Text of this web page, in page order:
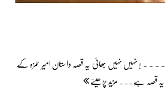
۔ ۔ ! نہیں نہیں بھائی یہ قصہ داستان امیر حمزہ کے
یہ قصہ ہے... مزید پڑھیئے